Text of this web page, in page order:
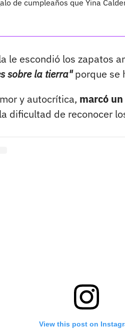
de cumpleaños que Yina
le escondió los zapatos
sobre la tierra"porque se
y autocrítica, marcó
dificultad de reconocer
View this post on